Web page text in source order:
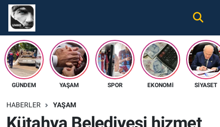
GÜNDEM YAŞAM SPOR EKONOMI SIYASET
HABERLER YAŞAM
Gündem
Ekonomi
Spor
Nöbetçi Eczaneler
Hava Durumu
Namaz Vakitleri